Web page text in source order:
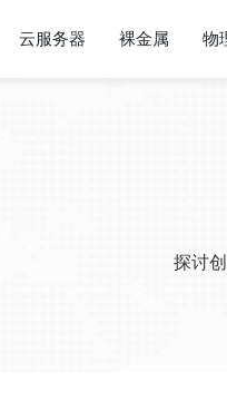
云服务器 裸金属 物
探讨